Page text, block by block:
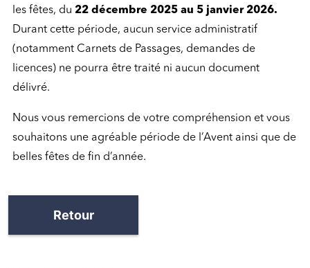
les fêtes, du 22 décembre 2025 au 5 janvier 2026.
Durant cette période, aucun service administratif
(notamment Carnets de Passages, demandes de
licences) ne pourra être traité ni aucun document
délivré.
Nous vous remercions de votre compréhension et vous
souhaitons une agréable période de l’Avent ainsi que de
belles fêtes de fin d’année.
Retour